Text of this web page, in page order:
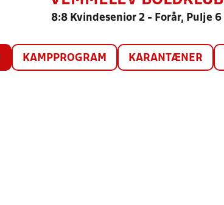
8:8 Kvindesenior 2 - Forår, Pulje 6
KAMPPROGRAM KARANTÆNER